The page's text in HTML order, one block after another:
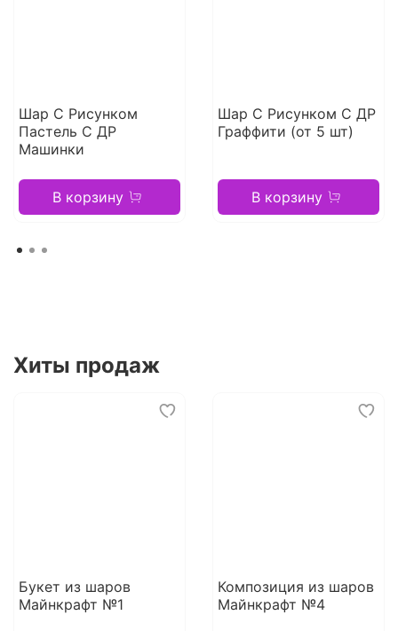
Шар С Рисунком
Пастель С ДР
Машинки
В корзину
Шар С Рисунком С ДР
Граффити (от 5 шт)
В корзину
Хиты продаж
Букет из шаров
Майнкрафт №1
Композиция из шаров
Майнкрафт №4